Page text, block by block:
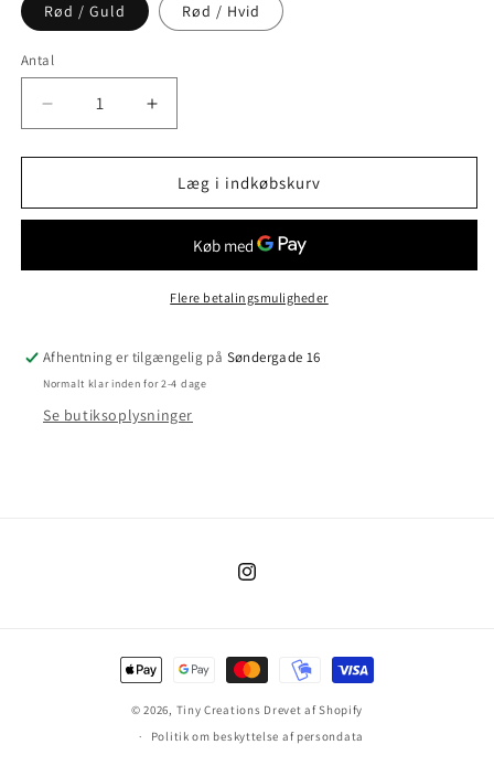
Rød / Guld Rød / Hvid
Antal
Reducer
antallet
for
&quot;min
savlesmæk
Øg
antallet
for
Personlig
&quot;min
jul&quot;
savlesmæk
Læg i indkøbskurv
Flere betalingsmuligheder
Afhentning er tilgængelig på Søndergade 16
Normalt klar inden for 2-4 dage
Se butiksoplysninger
Instagram
Betalingsmetoder
© 2026, Tiny Creations Drevet af Shopify
Politik om beskyttelse af persondata